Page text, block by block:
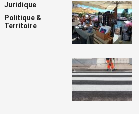
Juridique
Politique &
Territoire